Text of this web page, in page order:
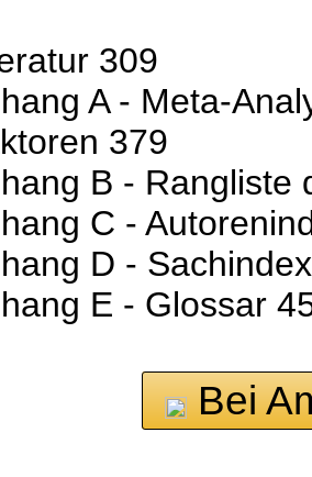
309
A - Meta-
379
B - Rangliste
C -
D -
E - Glossar
Bei